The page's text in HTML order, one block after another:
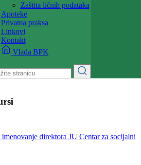
Zakoni i propisi
Zahtjevi i obrasci
Budžet
Zaštita ličnih podataka
Apoteke
Privatna praksa
Linkovi
Kontakt
Vlada BPK